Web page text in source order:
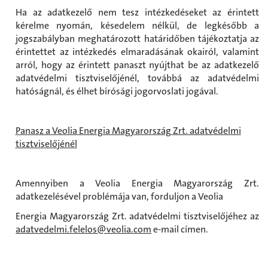
Ha az adatkezelő nem tesz intézkedéseket az érintett
kérelme nyomán, késedelem nélkül, de legkésőbb a
jogszabályban meghatározott határidőben tájékoztatja az
érintettet az intézkedés elmaradásának okairól, valamint
arról, hogy az érintett panaszt nyújthat be az adatkezelő
adatvédelmi tisztviselőjénél, továbbá az adatvédelmi
hatóságnál, és élhet bírósági jogorvoslati jogával.
Panasz a Veolia Energia Magyarország Zrt. adatvédelmi
tisztviselőjénél
Amennyiben a Veolia Energia Magyarország Zrt.
adatkezelésével problémája van, forduljon a Veolia
Energia Magyarország Zrt. adatvédelmi tisztviselőjéhez az
adatvedelmi.felelos@veolia.come-mail címen.